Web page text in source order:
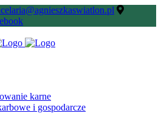
karne
i gospodarcze